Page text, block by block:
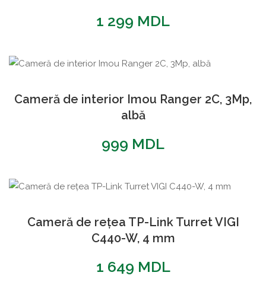
1 299 MDL
Cameră de interior Imou Ranger 2C, 3Mp,
albă
999 MDL
Cameră de rețea TP-Link Turret VIGI
C440-W, 4 mm
1 649 MDL